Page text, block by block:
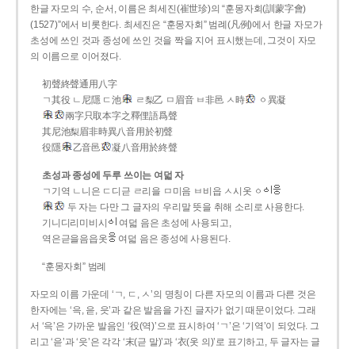
한글 자모의 수, 순서, 이름은 최세진(崔世珍)의 “훈몽자회(訓蒙字會)
(1527)”에서 비롯한다. 최세진은 “훈몽자회” 범례(凡例)에서 한글 자모가
초성에 쓰인 것과 종성에 쓰인 것을 짝을 지어 표시했는데, 그것이 자모
의 이름으로 이어졌다.
初聲終聲通用八字
ㄱ其役 ㄴ尼隱 ㄷ池
ㄹ梨乙 ㅁ眉音 ㅂ非邑 ㅅ時
ㆁ異凝
兩字只取本字之釋俚語爲聲
其尼池梨眉非時異八音用於初聲
役隱
乙音邑 凝八音用於終聲
초성과 종성에 두루 쓰이는 여덟 자
ㄱ기역 ㄴ니은 ㄷ디귿 ㄹ리을 ㅁ미음 ㅂ비읍 ㅅ시옷 ㆁ
두 자는 다만 그 글자의 우리말 뜻을 취해 소리로 사용한다.
기니디리미비시
여덟 음은 초성에 사용되고,
역은귿을음읍옷
여덟 음은 종성에 사용된다.
“훈몽자회” 범례
자모의 이름 가운데 ‘ㄱ, ㄷ, ㅅ’의 명칭이 다른 자모의 이름과 다른 것은
한자에는 ‘윽, 읃, 읏’과 같은 발음을 가진 글자가 없기 때문이었다. 그래
서 ‘윽’은 가까운 발음인 ‘役(역)’으로 표시하여 ‘ㄱ’은 ‘기역’이 되었다. 그
리고 ‘읃’과 ‘읏’은 각각 ‘末(귿 말)’과 ‘衣(옷 의)’로 표기하고, 두 글자는 글